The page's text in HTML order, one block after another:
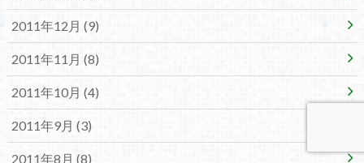
2011年12月 (9)
2011年11月 (8)
2011年10月 (4)
2011年9月 (3)
2011年8月 (8)